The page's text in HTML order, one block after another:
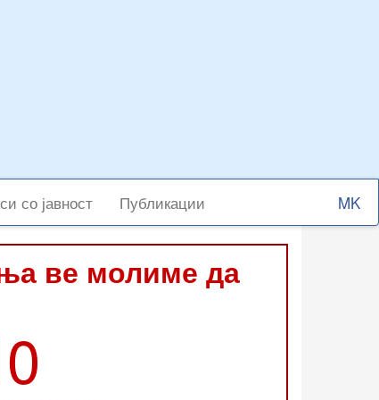
со јавност Публикации
Select
your
ве молиме да